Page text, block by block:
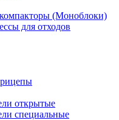
(Моноблоки)
для отходов
открытые
специальные